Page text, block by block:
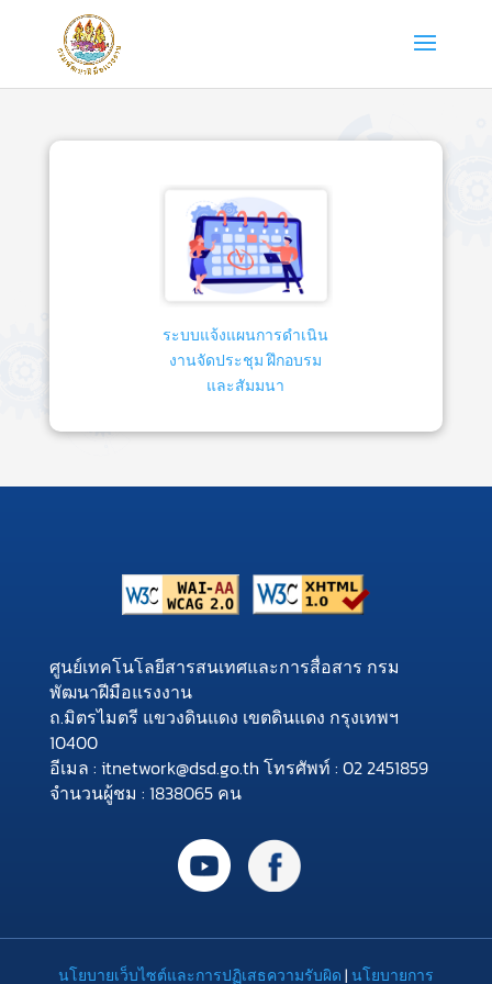
ระบบแจ้งแผนการดำเนิน
งานจัดประชุม ฝึกอบรม
และสัมมนา
ศูนย์เทคโนโลยีสารสนเทศและการสื่อสาร กรม
พัฒนาฝีมือแรงงาน
ถ.มิตรไมตรี แขวงดินแดง เขตดินแดง กรุงเทพฯ
10400
อีเมล : itnetwork@dsd.go.th โทรศัพท์ : 02 2451859
จำนวนผู้ชม : 1838065 คน
นโยบายเว็บไซต์และการปฏิเสธความรับผิด|นโยบายการ